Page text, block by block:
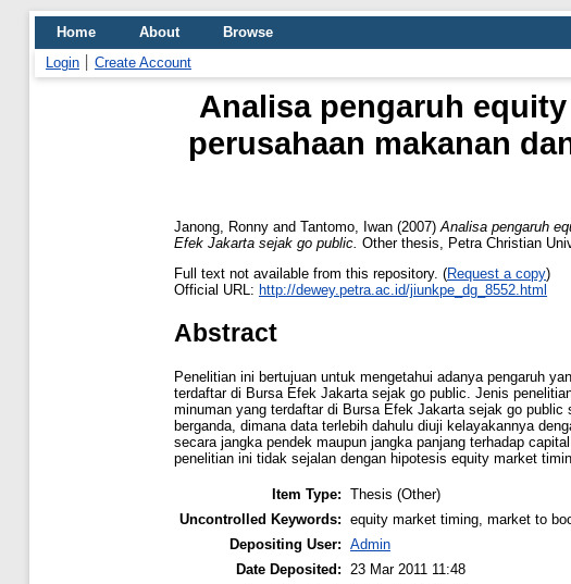
Home About
Browse
Login
Create Account
Analisa pengaruh
perusahaan makanan
Janong, Ronny and Tantomo, Iwan (2007) Analisa pengaruh
Efek Jakarta sejak go public. Other thesis, Petra Christian
Full text not available from this repository. (Request a copy)
Official URL: http://dewey.petra.ac.id/jiunkpe_dg_8552.html
Abstract
Penelitian ini bertujuan untuk mengetahui adanya pengaruh
terdaftar di Bursa Efek Jakarta sejak go public. Jenis
minuman yang terdaftar di Bursa Efek Jakarta sejak go
berganda, dimana data terlebih dahulu diuji kelayakannya
secara jangka pendek maupun jangka panjang terhadap
penelitian ini tidak sejalan dengan hipotesis equity market
Item Type: Thesis (Other)
Uncontrolled Keywords: equity market timing, market to
Depositing User: Admin
Date Deposited:
23 Mar 2011 11:48